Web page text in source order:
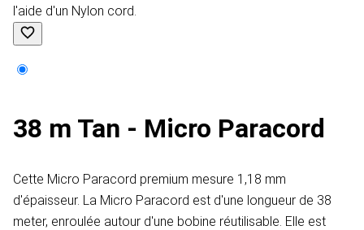
l'aide d'un Nylon cord.
38 m Tan - Micro Paracord
Cette Micro Paracord premium mesure 1,18 mm
d'épaisseur. La Micro Paracord est d'une longueur de 38
meter, enroulée autour d'une bobine réutilisable. Elle est